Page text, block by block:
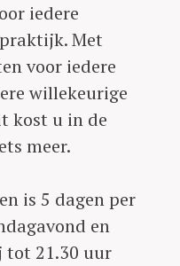
iedere
Met
voor iedere
willekeurige
kost u in de
meer.
is 5 dagen per
en
tot 21.30 uur